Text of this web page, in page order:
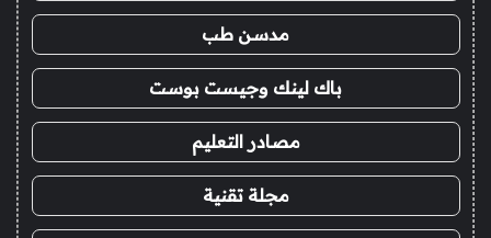
مدسن طب
باك لينك وجيست بوست
مصادر التعليم
مجلة تقنية